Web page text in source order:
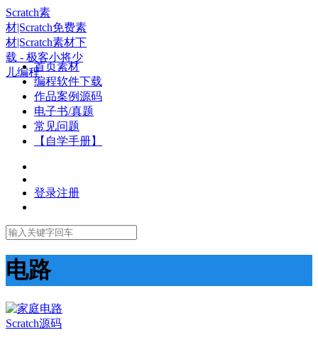
Scratch素
材|Scratch免费素
材|Scratch素材下
载 - 极客小将少
儿编程首页素材
编程软件下载
作品案例源码
电子书/真题
常见问题
【自学手册】
登录注册
电路
Scratch源码